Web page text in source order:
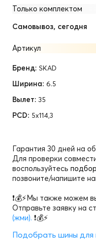
Только комплектом
Самовывоз, сегодня
Артикул
Бренд: SKAD
Ширина: 6.5
Вылет: 35
PCD: 5x114,3
Гарантия 30 дней на
Для проверки
воспользуйтесь
позвоните/напишите
❗💰⚡Мы также можем
Отправьте заявку на
(жми). ❗💰⚡
Подобрать шины для